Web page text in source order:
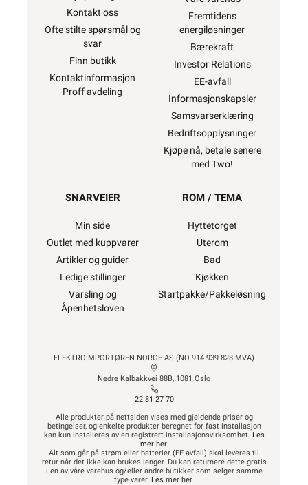
Kontakt oss
Ofte stilte spørsmål og
svar
Finn butikk
Kontaktinformasjon
Proff avdeling
Fremtidens
energiløsninger
Bærekraft
Investor Relations
EE-avfall
Informasjonskapsler
Samsvarserklæring
Bedriftsopplysninger
Kjøpe nå, betale senere
med Two!
SNARVEIER
Min side
Outlet med kuppvarer
Artikler og guider
Ledige stillinger
Varsling og
Åpenhetsloven
ROM / TEMA
Hyttetorget
Uterom
Bad
Kjøkken
Startpakke/Pakkeløsning
ELEKTROIMPORTØREN NORGE AS (NO 914 939 828 MVA)
Nedre Kalbakkvei 88B, 1081 Oslo
22 81 27 70
Alle produkter på nettsiden vises med gjeldende priser og
betingelser, og enkelte produkter beregnet for fast installasjon
kan kun installeres av en registrert installasjonsvirksomhet. Les
mer her.
Alt som går på strøm eller batterier (EE-avfall) skal leveres til
retur når det ikke kan brukes lenger. Du kan returnere dette gratis
i en av våre varehus og/eller andre butikker som selger samme
type varer. Les mer her.